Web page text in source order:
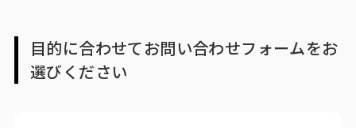
トップ
目的に合わせてお問い合わせフォームをお
選びください